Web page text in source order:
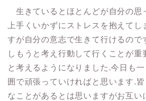
生きているとほとんどが自分の思
上手くいかずにストレスを抱えて
すが自分の意志で生きて行けるので
しもうと考え行動して行くことが重
と考えるようになりました.今日も
囲で頑張っていければと思います.
なことがあるとは思いますがお互い